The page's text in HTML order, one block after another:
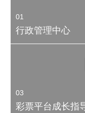
01
行政管理中心
03
彩票平台成长指